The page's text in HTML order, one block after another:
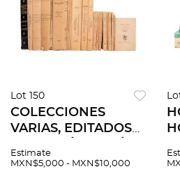
Lot 150
COLECCIONES
VARIAS, EDITADOS
TURANZAS. MADRID:
Estimate
MXN$5,000 - MXN$10,000